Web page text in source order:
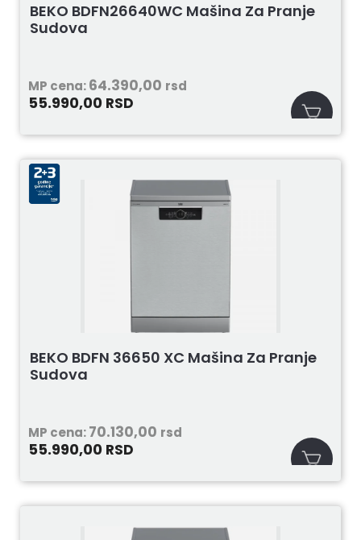
BEKO BDFN26640WC Mašina Za Pranje
Sudova
MP cena:64.390,00 rsd
55.990,00 RSD
BEKO BDFN 36650 XC Mašina Za Pranje
Sudova
MP cena:70.130,00 rsd
55.990,00 RSD